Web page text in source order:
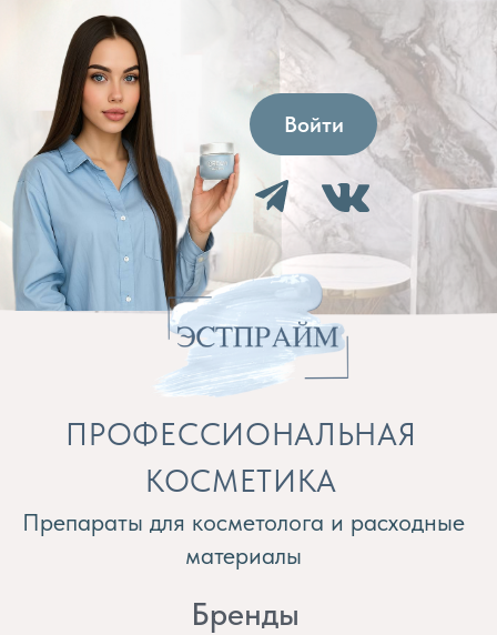
Препараты для косметолога и расходные
материалы
ПРОФЕССИОНАЛЬНАЯ
КОСМЕТИКА
Бренды
Профессиональная
Препараты косметолога
Доставка